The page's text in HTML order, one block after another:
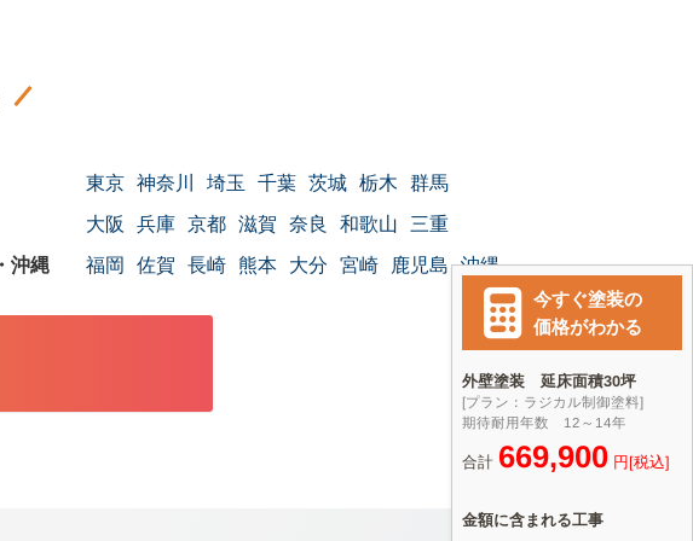
東京 神奈川 埼玉 千葉 茨城 栃木 群馬
大阪 兵庫 京都 滋賀 奈良 和歌山 三重
福岡 佐賀 長崎 熊本 大分 宮崎 鹿児島 沖縄